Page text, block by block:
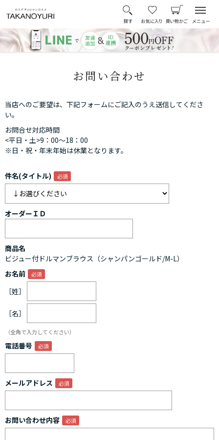
お問い合わせ
当店へのご要望は、下記フォームにご記入のうえ送信してくださ
い。
お問合せ対応時間
<平日・土>9：00～18：00
※日・祝・年末年始は休業となります。
件名(タイトル)
オーダーＩＤ
商品名
ビジュー付ドルマンブラウス（シャンパンゴールド/M-L）
お名前
［姓］
［名］
（全角で入力してください）
電話番号
メールアドレス
お問い合わせ内容